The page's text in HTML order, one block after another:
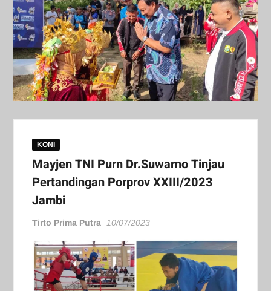
KONI
Mayjen TNI Purn Dr.Suwarno Tinjau
Pertandingan Porprov XXIII/2023
Jambi
Tirto Prima Putra 10/07/2023